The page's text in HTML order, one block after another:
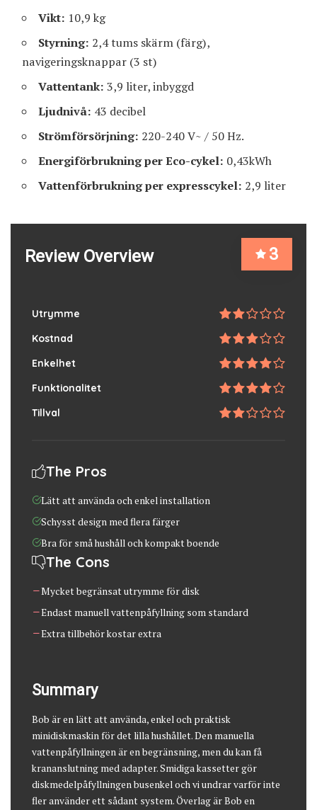
Vikt: 10,9 kg
Styrning: 2,4 tums skärm (färg),
navigeringsknappar (3 st)
Vattentank:3,9 liter, inbyggd
Ljudnivå: 43 decibel
Strömförsörjning: 220-240 V~ / 50 Hz.
Energiförbrukning per Eco-cykel: 0,43kWh
Vattenförbrukning per expresscykel: 2,9 liter
Review Overview 3
Utrymme
Kostnad
Enkelhet
Funktionalitet
Tillval
The Pros
Lätt att använda och enkel installation
Schysst design med flera färger
Bra för små hushåll och kompakt boende
The Cons
Mycket begränsat utrymme för disk
Endast manuell vattenpåfyllning som standard
Extra tillbehör kostar extra
Summary
Bob är en lätt att använda, enkel och praktisk
minidiskmaskin för det lilla hushållet. Den manuella
vattenpåfyllningen är en begränsning, men du kan få
krananslutning med adapter. Smidiga kassetter gör
diskmedelpåfyllningen busenkel och vi undrar varför inte
fler använder ett sådant system. Överlag är Bob en